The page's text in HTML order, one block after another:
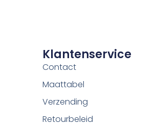
Klantenservice
Contact
Maattabel
Verzending
Retourbeleid